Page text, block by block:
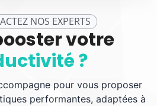
NOS EXPERTS
votre
?
pour vous proposer
performantes, adaptées à